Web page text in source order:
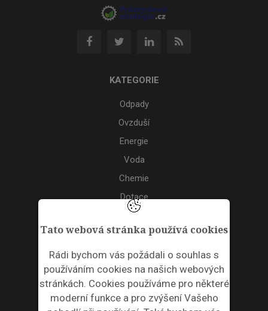
Tato webová stránka používá cookies
Rádi bychom vás požádali o souhlas s
používáním cookies na našich webových
stránkách. Cookies používáme pro některé
moderní funkce a pro zvýšení Vašeho
KATEGORIE
Odpady
Ovzduší
Energie
Voda
Chemie
Dotace
Akce
ODPADNÍ PLASTY
NEWSLETTER